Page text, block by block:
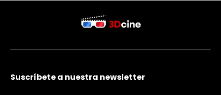
Suscríbete a nuestra newsletter